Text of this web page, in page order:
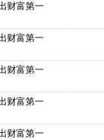
财富第一
财富第一
财富第一
财富第一
财富第一